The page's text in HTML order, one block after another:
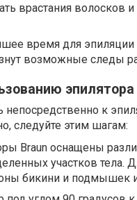
врастания волосков
время для
возможные следы
эпилятора
к
следуйте этим шагам:
Braun оснащены
участков тела.
бикини и подмышек